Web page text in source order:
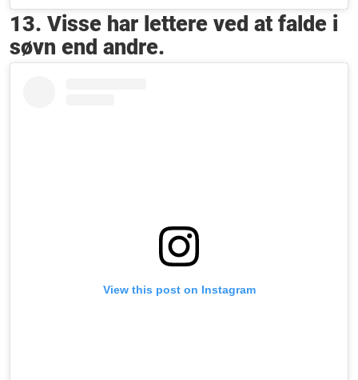
13. Visse har lettere ved at falde i
søvn end andre.
View this post on Instagram